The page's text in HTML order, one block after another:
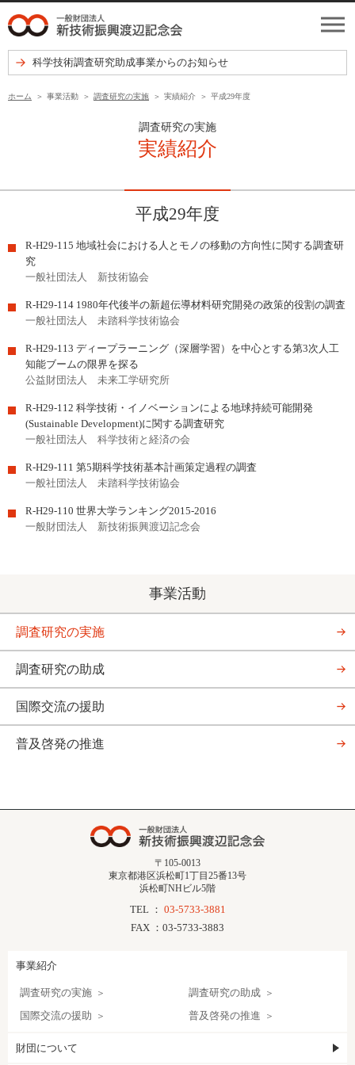
科学技術調査研究助成事業からのお知らせ
ホーム 事業活動 調査研究の実施 実績紹介 平成29年度
調査研究の実施
実績紹介
平成29年度
R-H29-115 地域社会における人とモノの移動の方向性に関する調査研
究
一般社団法人 新技術協会
R-H29-114 1980年代後半の新超伝導材料研究開発の政策的役割の調査
一般社団法人 未踏科学技術協会
R-H29-113 ディープラーニング（深層学習）を中心とする第3次人工
知能ブームの限界を探る
公益財団法人 未来工学研究所
R-H29-112 科学技術・イノベーションによる地球持続可能開発
(Sustainable Development)に関する調査研究
一般社団法人 科学技術と経済の会
R-H29-111 第5期科学技術基本計画策定過程の調査
一般社団法人 未踏科学技術協会
R-H29-110 世界大学ランキング2015-2016
一般財団法人 新技術振興渡辺記念会
事業活動
調査研究の実施
調査研究の助成
国際交流の援助
普及啓発の推進
〒105-0013
東京都港区浜松町1丁目25番13号
浜松町NHビル5階
TEL ： 03-5733-3881
FAX ：03-5733-3883
事業紹介
調査研究の実施
調査研究の助成
国際交流の援助
普及啓発の推進
財団について